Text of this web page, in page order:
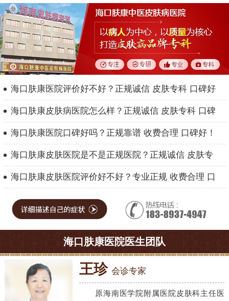
海口肤康医院评价好不好？正规诚信 皮肤专科 口碑好
海口肤康皮肤病医院怎么样？正规诚信 皮肤专科 口碑
海口肤康医院口碑好吗？正规靠谱 收费合理 口碑好！
海口肤康皮肤医院是不是正规医院？正规诚信 皮肤专
海口肤康皮肤医院评价好不好？专业正规 收费合理 口
海口肤康医院医生团队
王珍 会诊专家
原海南医学院附属医院皮肤科主任医